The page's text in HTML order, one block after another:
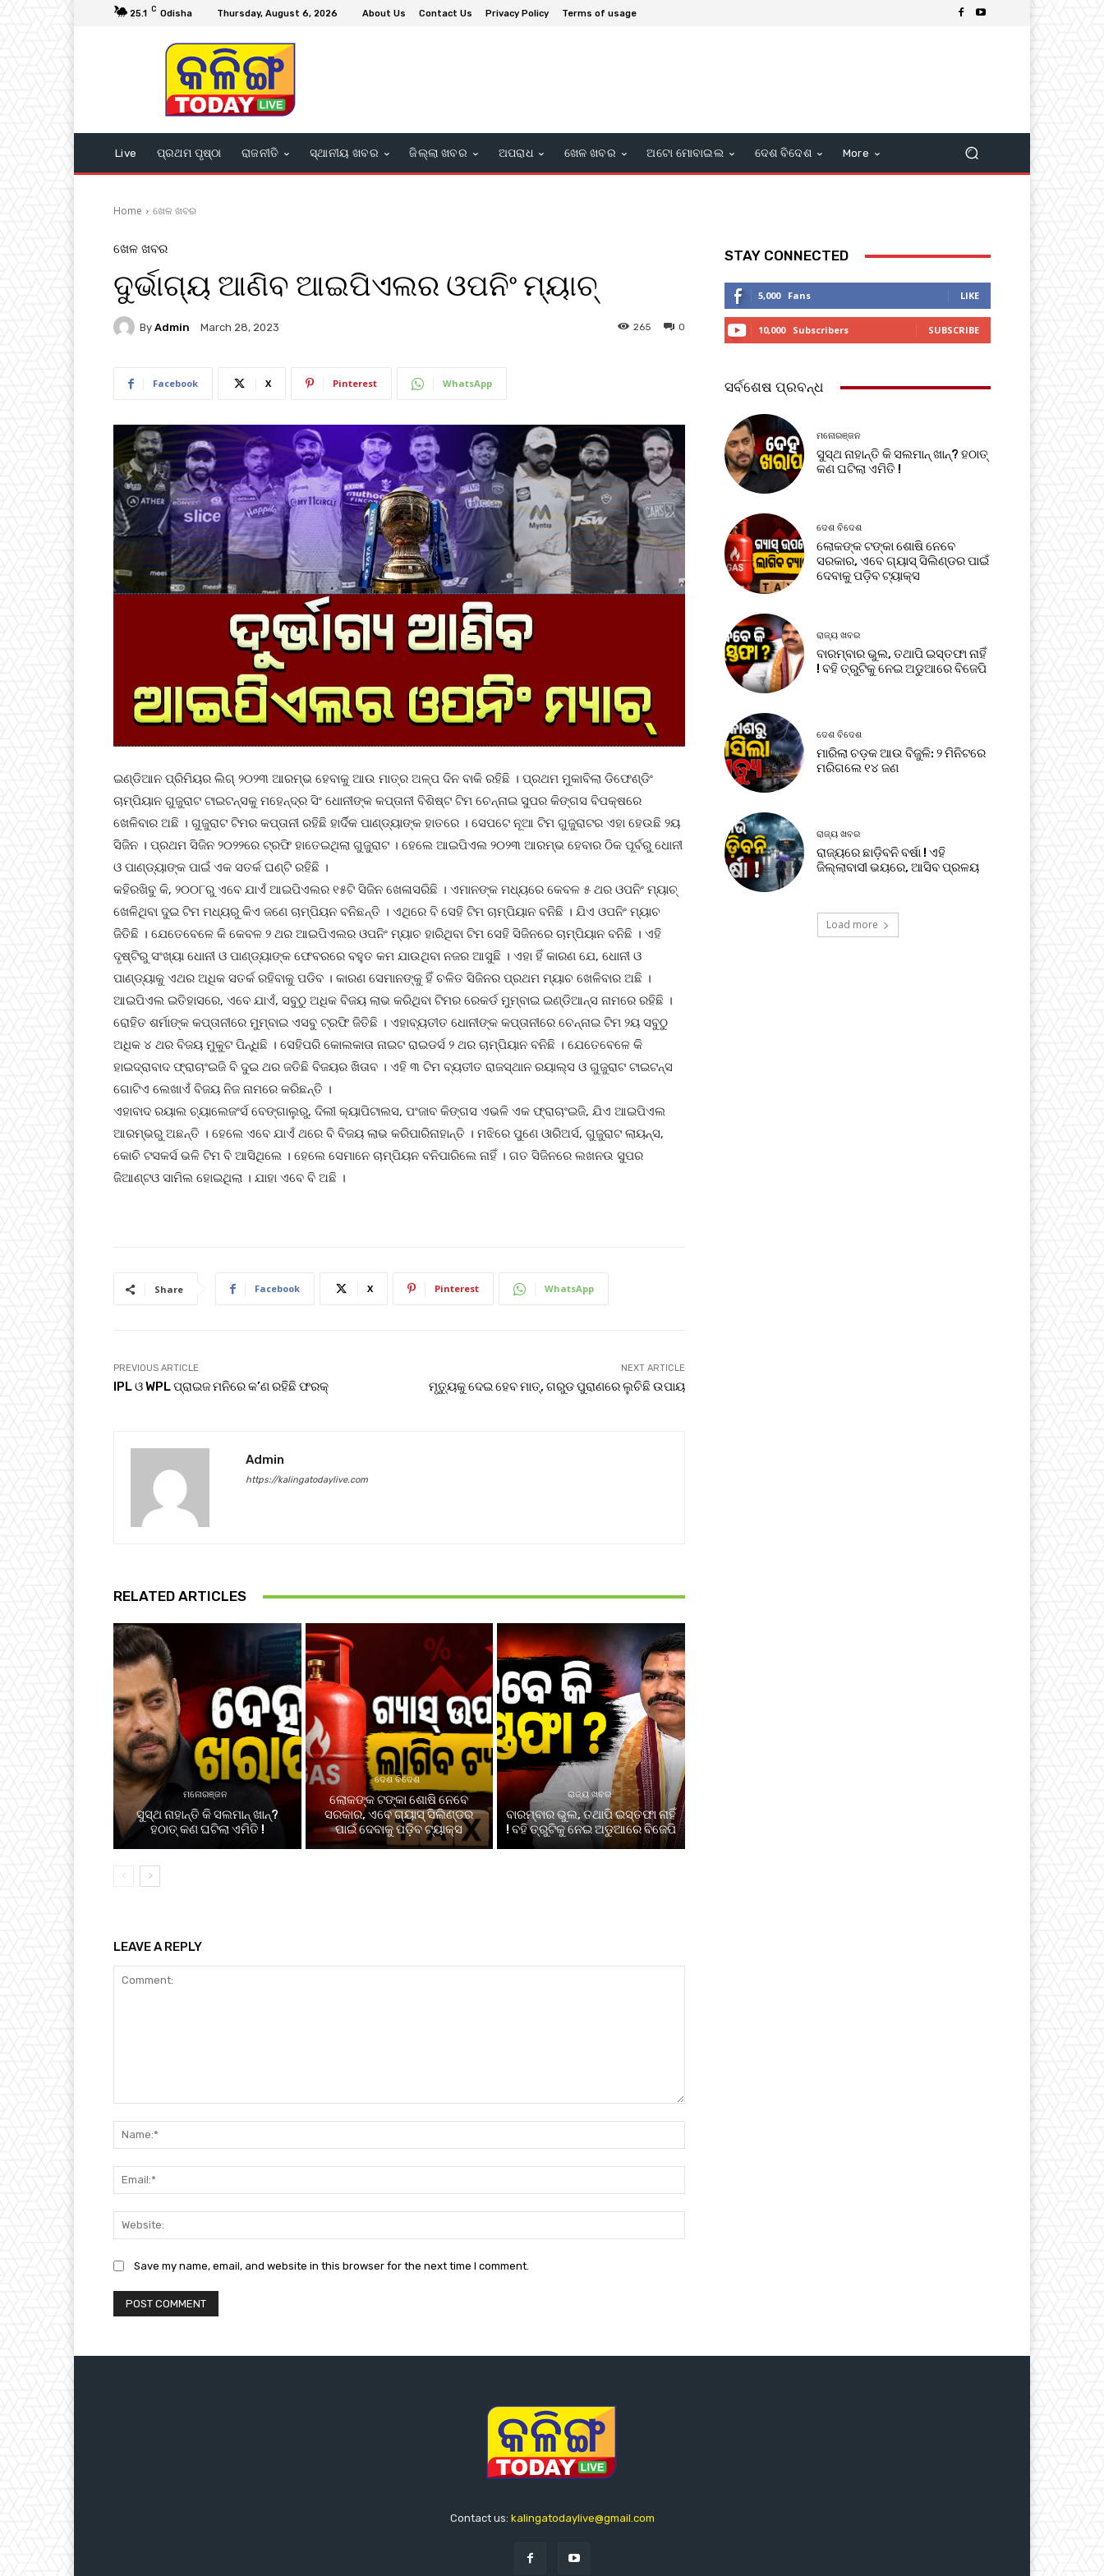
25.1 C Odisha Thursday, August 6, 2026 About Us Contact Us Privacy Policy Terms of usage
Live ପ୍ରଥମ ପୃଷ୍ଠା ରାଜନୀତି ସ୍ଥାନୀୟ ଖବର ଜିଲ୍ଲା ଖବର ଅପରାଧ ଖେଳ ଖବର ଅଟୋ ମୋବାଇଲ ଦେଶ ବିଦେଶ More
Home ଖେଳ ଖବର
ଖେଳ ଖବର
ଦୁର୍ଭାଗ୍ୟ ଆଣିବ ଆଇପିଏଲର ଓପନିଂ ମ୍ୟାଚ୍‌
By Admin March 28, 2023 0
265
Facebook X Pinterest WhatsApp
ଇଣ୍ଡିଆନ ପ୍ରିମିୟର ଲିଗ୍ ୨୦୨୩ ଆରମ୍ଭ ହେବାକୁ ଆଉ ମାତ୍ର ଅଳ୍ପ ଦିନ ବାକି ରହିଛି । ପ୍ରଥମ ମୁକାବିଲା ଡିଫେଣ୍ଡିଂ
ଚାମ୍ପିୟାନ ଗୁଜୁରାଟ ଟାଇଟନ୍ସକୁ ମହେନ୍ଦ୍ର ସିଂ ଧୋନୀଙ୍କ କପ୍ତାନୀ ବିଶିଷ୍ଟ ଟିମ ଚେନ୍ନାଇ ସୁପର କିଙ୍ଗସ ବିପକ୍ଷରେ
ଖେଳିବାର ଅଛି । ଗୁଜୁରାଟ ଟିମର କପ୍ତାନୀ ରହିଛି ହାର୍ଦିକ ପାଣ୍ଡ୍ୟାଙ୍କ ହାତରେ । ସେପଟେ ନୂଆ ଟିମ ଗୁଜୁରାଟର ଏହା ହେଉଛି ୨ୟ
ସିଜିନ । ପ୍ରଥମ ସିଜିନ ୨୦୨୨ରେ ଟ୍ରଫି ହାତେଇଥିଲା ଗୁଜୁରାଟ । ହେଲେ ଆଇପିଏଲ ୨୦୨୩ ଆରମ୍ଭ ହେବାର ଠିକ ପୂର୍ବରୁ ଧୋନୀ
ଓ ପାଣ୍ଡ୍ୟାଙ୍କ ପାଇଁ ଏକ ସତର୍କ ଘଣ୍ଟି ରହିଛି ।
କହିରଖିବୁ କି, ୨୦୦୮ରୁ ଏବେ ଯାଏଁ ଆଇପିଏଲର ୧୫ଟି ସିଜିନ ଖେଳାସରିଛି । ଏମାନଙ୍କ ମଧ୍ୟରେ କେବଳ ୫ ଥର ଓପନିଂ ମ୍ୟାଚ୍
ଖେଳିଥିବା ଦୁଇ ଟିମ ମଧ୍ୟରୁ କିଏ ଜଣେ ଚାମ୍ପିୟନ ବନିଛନ୍ତି । ଏଥିରେ ବି ସେହି ଟିମ ଚାମ୍ପିୟାନ ବନିଛି । ଯିଏ ଓପନିଂ ମ୍ୟାଚ
ଜିତିଛି । ଯେତେବେଳେ କି କେବଳ ୨ ଥର ଆଇପିଏଲର ଓପନିଂ ମ୍ୟାଚ ହାରିଥିବା ଟିମ ସେହି ସିଜିନରେ ଚାମ୍ପିୟାନ ବନିଛି । ଏହି
ଦୃଷ୍ଟିରୁ ସଂଖ୍ୟା ଧୋନୀ ଓ ପାଣ୍ଡ୍ୟାଙ୍କ ଫେବରରେ ବହୁତ କମ ଯାଉଥିବା ନଜର ଆସୁଛି । ଏହା ହିଁ କାରଣ ଯେ, ଧୋନୀ ଓ
ପାଣ୍ଡ୍ୟାକୁ ଏଥର ଅଧିକ ସତର୍କ ରହିବାକୁ ପଡିବ । କାରଣ ସେମାନଙ୍କୁ ହିଁ ଚଳିତ ସିଜିନର ପ୍ରଥମ ମ୍ୟାଚ ଖେଳିବାର ଅଛି ।
ଆଇପିଏଲ ଇତିହାସରେ, ଏବେ ଯାଏଁ, ସବୁଠୁ ଅଧିକ ବିଜୟ ଲାଭ କରିଥିବା ଟିମର ରେକର୍ଡ ମୁମ୍ବାଇ ଇଣ୍ଡିଆନ୍ସ ନାମରେ ରହିଛି ।
ରୋହିତ ଶର୍ମାଙ୍କ କପ୍ତାନୀରେ ମୁମ୍ବାଇ ଏସବୁ ଟ୍ରଫି ଜିତିଛି । ଏହାବ୍ୟତୀତ ଧୋନୀଙ୍କ କପ୍ତାନୀରେ ଚେନ୍ନାଇ ଟିମ ୨ୟ ସବୁଠୁ
ଅଧିକ ୪ ଥର ବିଜୟ ମୁକୁଟ ପିନ୍ଧିଛି । ସେହିପରି କୋଲକାତା ନାଇଟ ରାଇଡର୍ସ ୨ ଥର ଚାମ୍ପିୟାନ ବନିଛି । ଯେତେବେଳେ କି
ହାଇଦ୍ରାବାଦ ଫ୍ରାଚାଂଇଜି ବି ଦୁଇ ଥର ଜତିଛି ବିଜୟର ଖିତାବ । ଏହି ୩ ଟିମ ବ୍ୟତୀତ ରାଜସ୍ଥାନ ରୟାଲ୍ସ ଓ ଗୁଜୁରାଟ ଟାଇଟନ୍ସ
ଗୋଟିଏ ଲେଖାଏଁ ବିଜୟ ନିଜ ନାମରେ କରିଛନ୍ତି ।
ଏହାବାଦ ରୟାଲ ଚ୍ୟାଲେଜଂର୍ସ ବେଙ୍ଗାଲୁରୁ, ଦିଲୀ କ୍ୟାପିଟାଲସ, ପଂଜାବ କିଙ୍ଗସ ଏଭଳି ଏକ ଫ୍ରାଚାଂଇଜି, ଯିଏ ଆଇପିଏଲ
ଆରମ୍ଭରୁ ଅଛନ୍ତି । ହେଲେ ଏବେ ଯାଏଁ ଥରେ ବି ବିଜୟ ଲାଭ କରିପାରିନାହାନ୍ତି । ମଝିରେ ପୁଣେ ଓାରିଅର୍ସ, ଗୁଜୁରାଟ ଲାୟନ୍ସ,
କୋଚି ଟସକର୍ସ ଭଳି ଟିମ ବି ଆସିଥିଲେ । ହେଲେ ସେମାନେ ଚାମ୍ପିୟନ ବନିପାରିଲେ ନାହିଁ । ଗତ ସିଜିନରେ ଲଖନଉ ସୁପର
ଜିଆଣ୍ଟଓ ସାମିଲ ହୋଇଥିଲା । ଯାହା ଏବେ ବି ଅଛି ।
Share Facebook X Pinterest WhatsApp
PREVIOUS ARTICLE
IPL ଓ WPL ପ୍ରାଇଜ ମନିରେ କ’ଣ ରହିଛି ଫରକ୍‌
NEXT ARTICLE
ମୃତ୍ୟୁକୁ ଦେଇ ହେବ ମାତ୍, ଗରୁଡ ପୁରାଣରେ ଲୁଚିଛି ଉପାୟ
Admin
https://kalingatodaylive.com
RELATED ARTICLES
ମନୋରଞ୍ଜନ
ସୁସ୍ଥ ନାହାନ୍ତି କି ସଲମାନ୍ ଖାନ୍?
ହଠାତ୍ କଣ ଘଟିଲା ଏମିତି !
ଦେଶ ବିଦେଶ
ଲୋକଙ୍କ ଟଙ୍କା ଶୋଷି ନେବେ
ସରକାର, ଏବେ ଗ୍ୟାସ୍ ସିଲିଣ୍ଡର
ପାଇଁ ଦେବାକୁ ପଡ଼ିବ ଟ୍ୟାକ୍ସ
ରାଜ୍ୟ ଖବର
ବାରମ୍ବାର ଭୁଲ, ତଥାପି ଇସ୍ତଫା ନାହିଁ
! ବହି ତ୍ରୁଟିକୁ ନେଇ ଅଡୁଆରେ ବିଜେପି
LEAVE A REPLY
Save my name, email, and website in this browser for the next time I comment.
STAY CONNECTED
5,000 Fans LIKE
10,000 Subscribers SUBSCRIBE
ସର୍ବଶେଷ ପ୍ରବନ୍ଧ
ମନୋରଞ୍ଜନ
ସୁସ୍ଥ ନାହାନ୍ତି କି ସଲମାନ୍ ଖାନ୍? ହଠାତ୍
କଣ ଘଟିଲା ଏମିତି !
ଦେଶ ବିଦେଶ
ଲୋକଙ୍କ ଟଙ୍କା ଶୋଷି ନେବେ
ସରକାର, ଏବେ ଗ୍ୟାସ୍ ସିଲିଣ୍ଡର ପାଇଁ
ଦେବାକୁ ପଡ଼ିବ ଟ୍ୟାକ୍ସ
ରାଜ୍ୟ ଖବର
ବାରମ୍ବାର ଭୁଲ, ତଥାପି ଇସ୍ତଫା ନାହିଁ
! ବହି ତ୍ରୁଟିକୁ ନେଇ ଅଡୁଆରେ ବିଜେପି
ଦେଶ ବିଦେଶ
ମାରିଲା ଚଡ଼କ ଆଉ ବିଜୁଳି: ୨ ମିନିଟରେ
ମରିଗଲେ ୧୪ ଜଣ
ରାଜ୍ୟ ଖବର
ରାଜ୍ୟରେ ଛାଡ଼ିବନି ବର୍ଷା ! ଏହି
ଜିଲ୍ଲାବାସୀ ଭୟରେ, ଆସିବ ପ୍ରଳୟ
Load more
Contact us: kalingatodaylive@gmail.com